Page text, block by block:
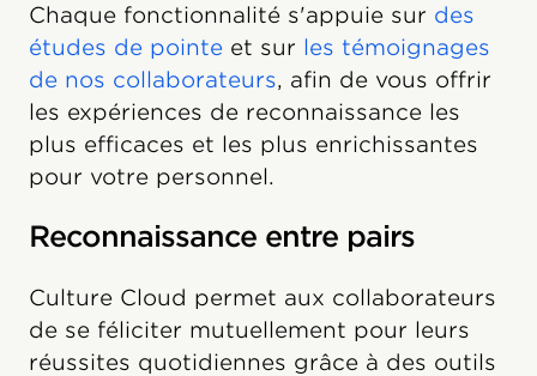
Chaque fonctionnalité s'appuie sur des
études de pointe et sur les témoignages
de nos collaborateurs, afin de vous offrir
les expériences de reconnaissance les
plus efficaces et les plus enrichissantes
pour votre personnel.
Reconnaissance entre pairs
Culture Cloud permet aux collaborateurs
de se féliciter mutuellement pour leurs
réussites quotidiennes grâce à des outils